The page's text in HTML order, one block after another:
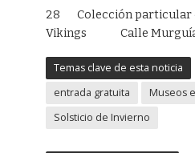
28 Colección particular
Vikings Calle Murguía
Temas clave de esta noticia
entrada gratuita
Museos
Solsticio de Invierno